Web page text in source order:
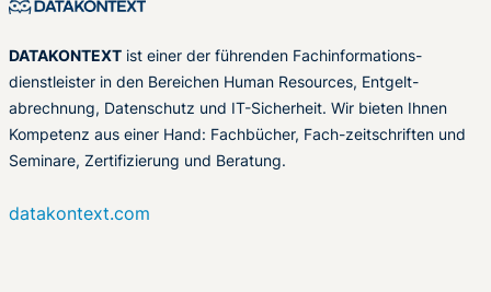
DATAKONTEXT ist einer der führenden Fachinformations-
dienstleister in den Bereichen Human Resources, Entgelt-
abrechnung, Datenschutz und IT-Sicherheit. Wir bieten Ihnen
Kompetenz aus einer Hand: Fachbücher, Fach-zeitschriften und
Seminare, Zertifizierung und Beratung.
datakontext.com